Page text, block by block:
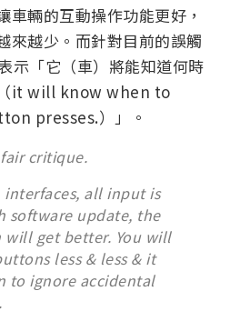
車輛的互動操作功能更好，
來越少。而針對目前的誤觸
示「它（車）將能知道何時
it will know when to
presses.）」。
critique.
all input is
software update, the
get better. You will
less & less & it
to ignore accidental